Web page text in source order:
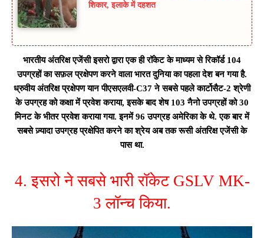
शिकार, इलाके में दहशत
भारतीय अंतरिक्ष एजेंसी इसरो द्वारा एक ही रॉकेट के माध्यम से रिकॉर्ड 104
उपग्रहों का सफ़ल प्रक्षेपण करने वाला भारत दुनिया का पहला देश बन गया है.
ध्रुवीय अंतरिक्ष प्रक्षेपण यान पीएसएलवी-C37 ने सबसे पहले कार्टोसैट-2 श्रेणी
के उपग्रह को कक्षा में प्रवेश कराया, इसके बाद शेष 103 नैनो उपग्रहों को 30
मिनट के भीतर प्रवेश कराया गया. इनमें 96 उपग्रह अमेरिका के थे. एक बार में
सबसे ज़्यादा उपग्रह प्रक्षेपित करने का श्रेय अब तक रूसी अंतरिक्ष एजेंसी के
पास था.
4. इसरो ने सबसे भारी रॉकेट GSLV MK-
3 लॉन्च किया.